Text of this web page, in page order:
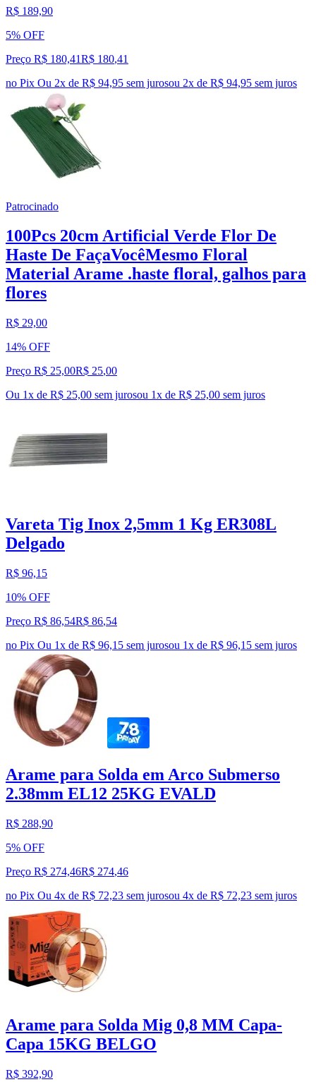
R$ 189,90
5% OFF
Preço R$ 180,41R$ 180,41
no Pix Ou 2x de R$ 94,95 sem jurosou 2x de R$ 94,95 sem juros
Patrocinado
100Pcs 20cm Artificial Verde Flor De
Haste De FaçaVocêMesmo Floral
Material Arame .haste floral, galhos para
flores
R$ 29,00
14% OFF
Preço R$ 25,00R$ 25,00
Ou 1x de R$ 25,00 sem jurosou 1x de R$ 25,00 sem juros
Vareta Tig Inox 2,5mm 1 Kg ER308L
Delgado
R$ 96,15
10% OFF
Preço R$ 86,54R$ 86,54
no Pix Ou 1x de R$ 96,15 sem jurosou 1x de R$ 96,15 sem juros
Arame para Solda em Arco Submerso
2.38mm EL12 25KG EVALD
R$ 288,90
5% OFF
Preço R$ 274,46R$ 274,46
no Pix Ou 4x de R$ 72,23 sem jurosou 4x de R$ 72,23 sem juros
Arame para Solda Mig 0,8 MM Capa-
Capa 15KG BELGO
R$ 392,90